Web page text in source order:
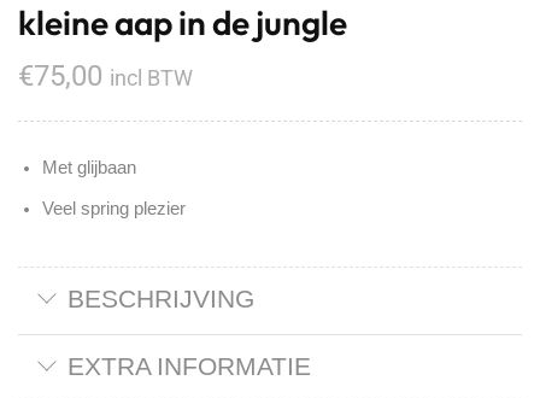
kleine aap in de jungle
€75,00 incl BTW
Met glijbaan
Veel spring plezier
BESCHRIJVING
EXTRA INFORMATIE